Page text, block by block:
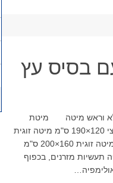
בסיס עץ
אורן מלא וראש מיטה מיטת
אולימפיה כולל מזרן מתנה ​​​מיטה ברוחב וחצי 120×190 ס"מ מיטה זוגית
140×190 ס"מ מיטה זוגית 160×190 ס"מ מיטה זוגית 160×200 ס"מ
תעשיות מזרנים, בכפוף